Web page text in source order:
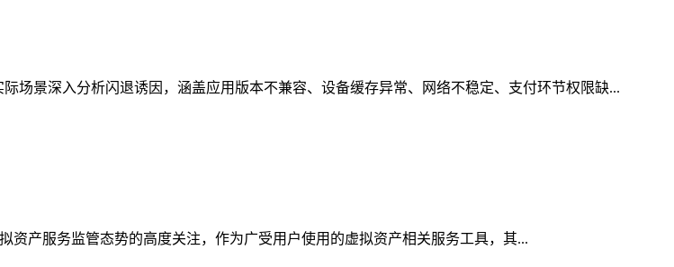
场景深入分析闪退诱因，涵盖应用版本不兼容、设备缓存异常、网络不稳定、支付环节权限缺...
资产服务监管态势的高度关注，作为广受用户使用的虚拟资产相关服务工具，其...